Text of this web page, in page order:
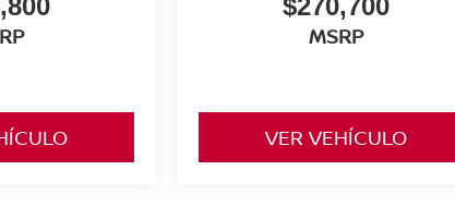
MSRP
VER VEHÍCULO